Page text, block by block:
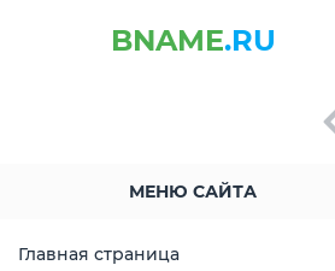
BNAME.RU
МЕНЮ САЙТА
Главная страница